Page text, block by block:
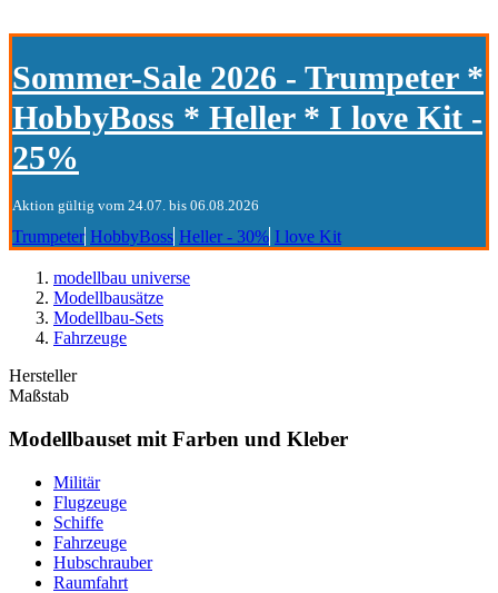
Sommer-Sale 2026 - Trumpeter *
HobbyBoss * Heller * I love Kit -
25%
Aktion gültig vom 24.07. bis 06.08.2026
Trumpeter HobbyBoss Heller - 30% I love Kit
modellbau universe
Modellbausätze
Modellbau-Sets
Fahrzeuge
Hersteller
Maßstab
Modellbauset mit Farben und Kleber
Militär
Flugzeuge
Schiffe
Fahrzeuge
Hubschrauber
Raumfahrt